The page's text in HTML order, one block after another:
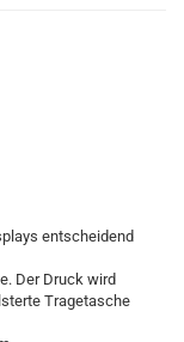
entscheidend
Der Druck wird
Tragetasche